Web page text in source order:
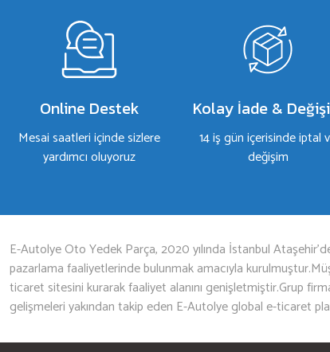
Online Destek
Mesai saatleri içinde sizlere
yardımcı oluyoruz
Kolay İade &
14 iş gün içerisinde iptal
değişim
E-Autolye Oto Yedek Parça, 2020 yılında İstanbul
pazarlama faaliyetlerinde bulunmak amacıyla
ticaret sitesini kurarak faaliyet alanını genişletmiştir.Grup
gelişmeleri yakından takip eden E-Autolye global e-ticaret